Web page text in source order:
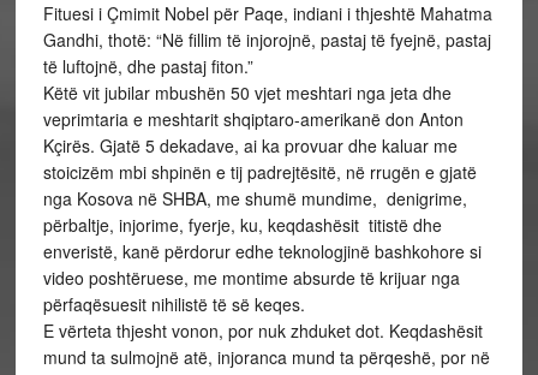
Fituesi i Çmimit Nobel për Paqe, indiani i thjeshtë Mahatma
Gandhi, thotë: “Në fillim të injorojnë, pastaj të fyejnë, pastaj
të luftojnë, dhe pastaj fiton.”
Këtë vit jubilar mbushën 50 vjet meshtari nga jeta dhe
veprimtaria e meshtarit shqiptaro-amerikanë don Anton
Kçirës. Gjatë 5 dekadave, ai ka provuar dhe kaluar me
stoicizëm mbi shpinën e tij padrejtësitë, në rrugën e gjatë
nga Kosova në SHBA, me shumë mundime, denigrime,
përbaltje, injorime, fyerje, ku, keqdashësit titistë dhe
enveristë, kanë përdorur edhe teknologjinë bashkohore si
video poshtëruese, me montime absurde të krijuar nga
përfaqësuesit nihilistë të së keqes.
E vërteta thjesht vonon, por nuk zhduket dot. Keqdashësit
mund ta sulmojnë atë, injoranca mund ta përqeshë, por në